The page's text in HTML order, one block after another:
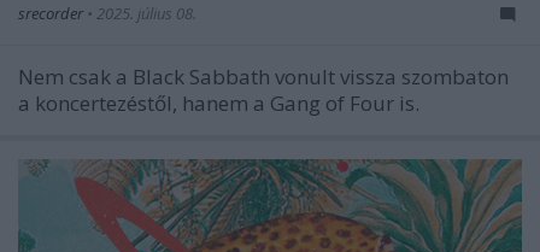
srecorder • 2025. július 08.
Nem csak a Black Sabbath vonult vissza szombaton
a koncertezéstől, hanem a Gang of Four is.